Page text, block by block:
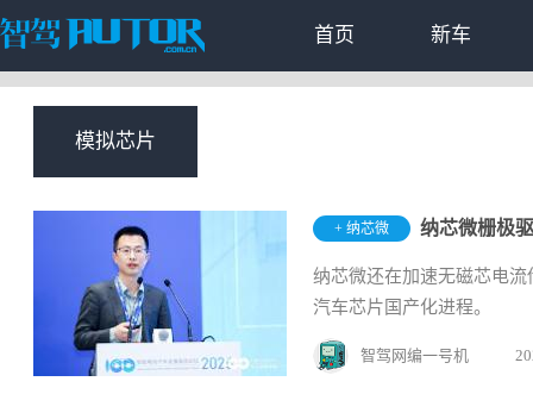
首页 新车
模拟芯片
+ 纳芯微 纳芯微栅极
纳芯微还在加速无磁芯电
汽车芯片国产化进程。
智驾网编一号机